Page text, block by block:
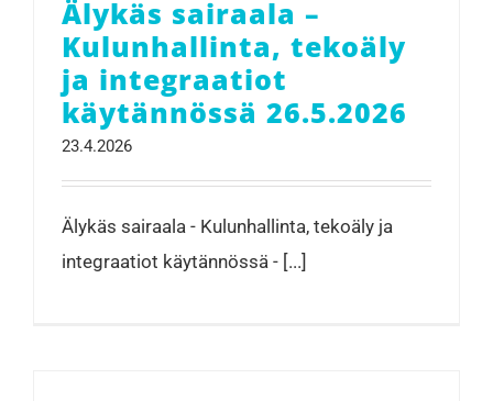
Älykäs sairaala –
Kulunhallinta, tekoäly
ja integraatiot
käytännössä 26.5.2026
23.4.2026
Älykäs sairaala - Kulunhallinta, tekoäly ja
integraatiot käytännössä - [...]